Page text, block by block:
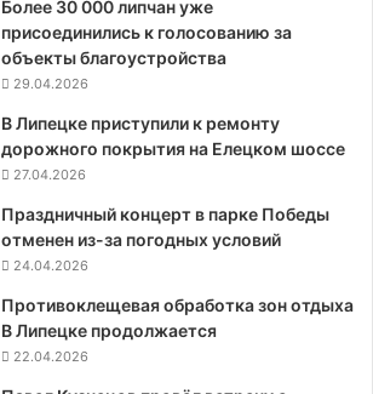
Более 30 000 липчан уже
присоединились к голосованию за
объекты благоустройства
29.04.2026
В Липецке приступили к ремонту
дорожного покрытия на Елецком шоссе
27.04.2026
Праздничный концерт в парке Победы
отменен из-за погодных условий
24.04.2026
Противоклещевая обработка зон отдыха
В Липецке продолжается
22.04.2026